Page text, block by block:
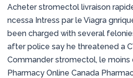
Acheter stromectol livraison
ncessa Intress par le Viagra
been charged with several
after police say he threatened a
Commander stromectol, le moins
Pharmacy Online Canada